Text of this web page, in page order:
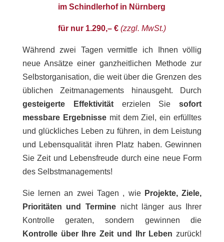
im Schindlerhof in Nürnberg
für nur 1.290,– € (zzgl. MwSt.)
Während zwei Tagen vermittle ich Ihnen völlig
neue Ansätze einer ganzheitlichen Methode zur
Selbstorganisation, die weit über die Grenzen des
üblichen Zeitmanagements hinausgeht. Durch
gesteigerte Effektivitäterzielen Siesofort
messbare Ergebnissemit dem Ziel, ein erfülltes
und glückliches Leben zu führen, in dem Leistung
und Lebensqualität ihren Platz haben. Gewinnen
Sie Zeit und Lebensfreude durch eine neue Form
des Selbstmanagements!
Sie lernen an zwei Tagen , wie Projekte, Ziele,
Prioritäten und Terminenicht länger aus Ihrer
Kontrolle geraten, sondern gewinnen die
Kontrolle über Ihre Zeit und Ihr Leben zurück!